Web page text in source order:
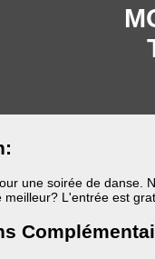
une soirée de danse.
meilleur? L'entrée est